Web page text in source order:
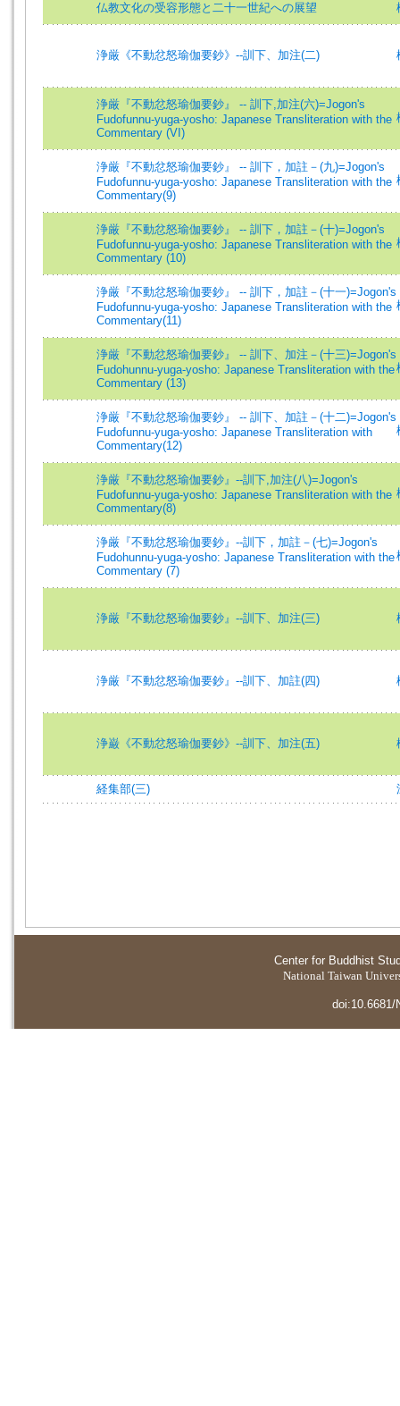
仏教文化の受容形態と二十一世紀への展望
浄厳《不動忿怒瑜伽要鈔》--訓下、加注(二)
浄厳『不動忿怒瑜伽要鈔』 -- 訓下,加注(六)=Jogon's
Fudofunnu-yuga-yosho: Japanese Transliteration with the
Commentary (VI)
浄厳『不動忿怒瑜伽要鈔』 -- 訓下，加註－(九)=Jogon's
Fudofunnu-yuga-yosho: Japanese Transliteration with the
Commentary(9)
浄厳『不動忿怒瑜伽要鈔』 -- 訓下，加註－(十)=Jogon's
Fudofunnu-yuga-yosho: Japanese Transliteration with the
Commentary (10)
浄厳『不動忿怒瑜伽要鈔』 -- 訓下，加註－(十一)=Jogon's
Fudofunnu-yuga-yosho: Japanese Transliteration with the
Commentary(11)
浄厳『不動忿怒瑜伽要鈔』 -- 訓下、加注－(十三)=Jogon's
Fudohunnu-yuga-yosho: Japanese Transliteration with the
Commentary (13)
浄厳『不動忿怒瑜伽要鈔』 -- 訓下、加註－(十二)=Jogon's
Fudofunnu-yuga-yosho: Japanese Transliteration with
Commentary(12)
浄厳『不動忿怒瑜伽要鈔』--訓下,加注(八)=Jogon's
Fudofunnu-yuga-yosho: Japanese Transliteration with the
Commentary(8)
浄厳『不動忿怒瑜伽要鈔』--訓下，加註－(七)=Jogon's
Fudohunnu-yuga-yosho: Japanese Transliteration with the
Commentary (7)
浄厳『不動忿怒瑜伽要鈔』--訓下、加注(三)
浄厳『不動忿怒瑜伽要鈔』--訓下、加註(四)
浄巌《不動忿怒瑜伽要鈔》--訓下、加注(五)
経集部(三)
Center for Buddhist
National Taiwan
doi:10.6681/